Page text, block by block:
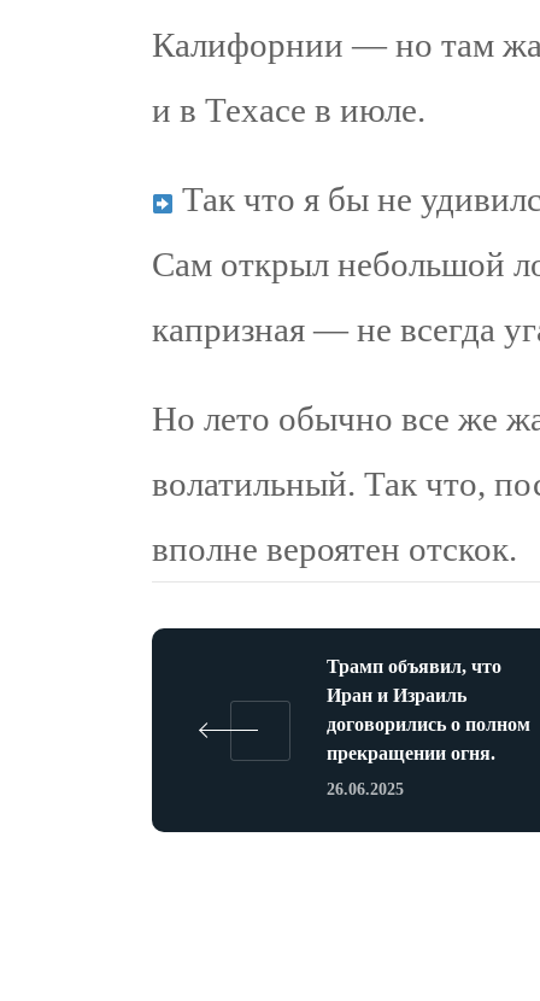
Калифорнии — но там
и в Техасе в июле.
Так что я бы не
Сам открыл небольшой
капризная — не всегда
Но лето обычно все же
волатильный. Так что,
вполне вероятен отскок.
Трамп объявил, что
Иран и Израиль
договорились о полном
прекращении огня.
26.06.2025